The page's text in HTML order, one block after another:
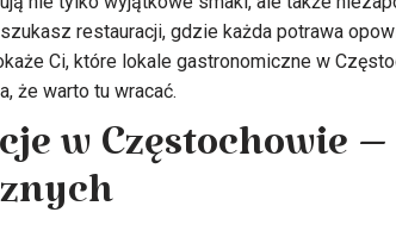
restauracji, gdzie każda potrawa
Ci, które lokale gastronomiczne w
że warto tu wracać.
w Częstochowie